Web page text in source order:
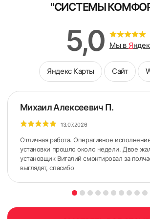
5. По сделанным ранее меткам
Желательно использовать строительный
точного горизонтального расположения
"СИСТЕМЫ
5,0 Мы в Я
Яндекс Карты Сайт
Михаил Алексеевич П.
13.07.2026
Отличная работа. Оперативное
установки прошло около недели. Двое
установщик Виталий смонтировал за
выглядят, спасибо